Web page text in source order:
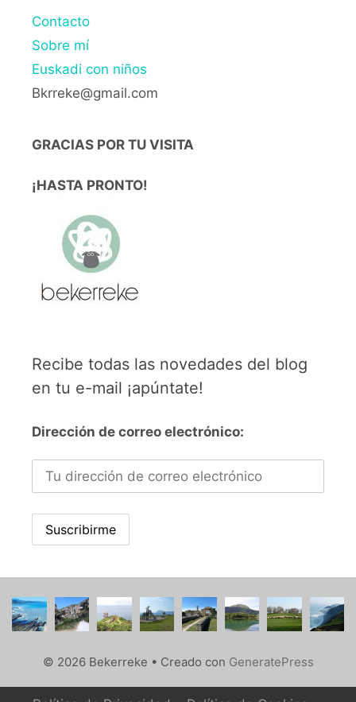
Contacto
Sobre mí
Euskadi con niños
Bkrreke@gmail.com
GRACIAS POR TU VISITA
¡HASTA PRONTO!
Recibe todas las novedades del blog
en tu e-mail ¡apúntate!
Dirección de correo electrónico:
© 2026 Bekerreke • Creado con GeneratePress